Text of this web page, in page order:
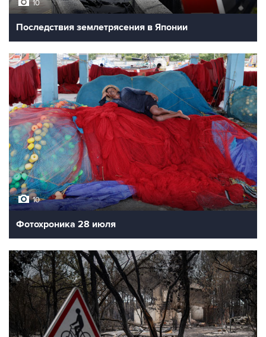
10
Последствия землетрясения в Японии
10
Фотохроника 28 июля